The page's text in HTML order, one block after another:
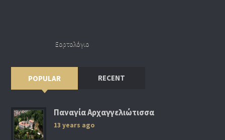
Εορτολόγιο
POPULAR RECENT
Παναγία Αρχαγγελιώτισσα
13 years ago